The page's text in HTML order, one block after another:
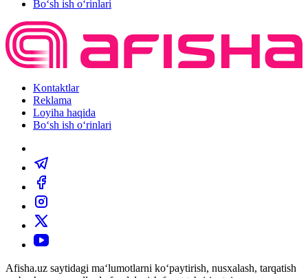
Bo‘sh ish o‘rinlari
Kontaktlar
Reklama
Loyiha haqida
Bo‘sh ish o‘rinlari
Afisha.uz saytidagi ma‘lumotlarni ko‘paytirish, nusxalash, tarqatish